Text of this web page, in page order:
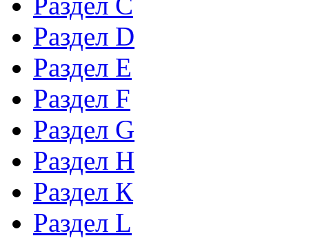
Раздел D
Раздел Е
Раздел F
Раздел G
Раздел H
Раздел К
Раздел L